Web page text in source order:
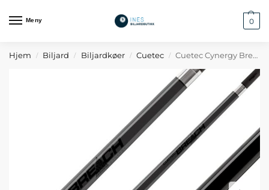
Meny 0
Hjem / Biljard / Biljardkøer / Cuetec / Cuetec Cynergy Breach Brekk-kø Ghost